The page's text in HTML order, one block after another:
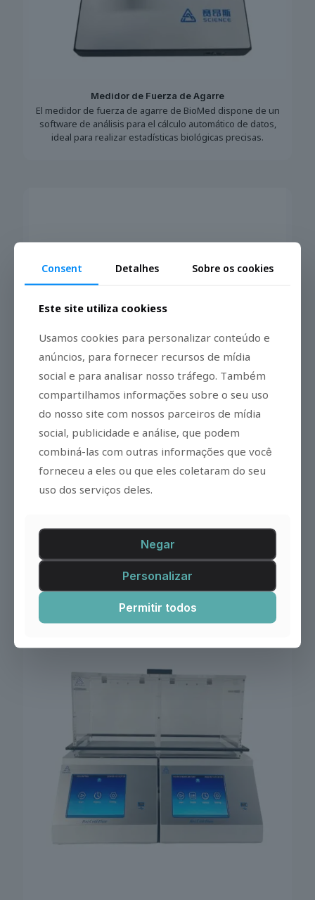
Medidor de Fuerza de Agarre
El medidor de fuerza de agarre de BioMed dispone de un
software de análisis para el cálculo automático de datos,
ideal para realizar estadísticas biológicas precisas.
MOIS HT – Imagenología In Vivo por Bioluminiscencia y
Fluorescencia
Imagenología In Vivo por Bioluminiscencia y Fluorescencia,
posibilitando el análisis de señales biológicas en tejidos y
organismos in vivo e in vitro.
Consent Detalhes Sobre os cookies
Este site utiliza cookiess
Usamos cookies para personalizar conteúdo e
anúncios, para fornecer recursos de mídia
social e para analisar nosso tráfego. Também
compartilhamos informações sobre o seu uso
do nosso site com nossos parceiros de mídia
social, publicidade e análise, que podem
combiná-las com outras informações que você
forneceu a eles ou que eles coletaram do seu
uso dos serviços deles.
Negar
Personalizar
Permitir todos